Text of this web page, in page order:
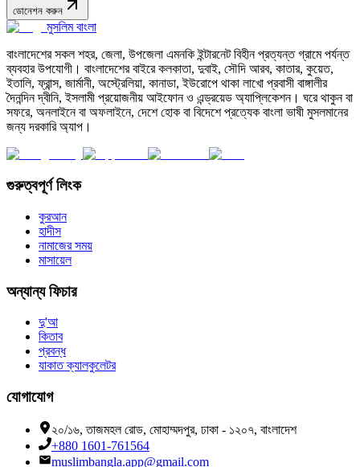
ডোনেশন করুন
মুসলিম বাংলা
বাংলাদেশের সকল শহর, জেলা, উপজেলা এমনকি ইন্টারনেট বিহীন প্রত্যন্ত গ্রামে পর্যন্ত
ব্যবহার উপযোগী। বাংলাদেশের বাইরে কলকাতা, দুবাই, সৌদি আরব, কাতার, কুয়েত,
ইতালি, ফ্রান্স, জার্মানী, অস্ট্রেলিয়া, কানাডা, ইউরোপে থাকা লাখো প্রবাসী বাঙ্গালীর
দৈনন্দিন দ্বীনি, ইসলামী প্রয়োজনীয় আইফোন ও এন্ড্রয়েড অ্যাপ্লিকেশন। ঘরে থাকুন বা
সফরে, অনলাইনে বা অফলাইনে, দেশে হোক বা বিদেশে প্রত্যেক বাংলা ভাষী মুসলমানের
জন্য দরকারি অ্যাপ।
গুরুত্বপূর্ণ লিংক
কুরআন
হাদীস
নামাজের সময়
মাসায়েল
অন্যান্য ফিচার
দু'আ
কিতাব
প্রবন্ধ
যাকাত ক্যালকুলেটর
যোগাযোগ
২০/১৬, তাজমহল রোড, মোহাম্মদপুর, ঢাকা - ১২০৭, বাংলাদেশ
+880 1601-761564
muslimbangla.app@gmail.com